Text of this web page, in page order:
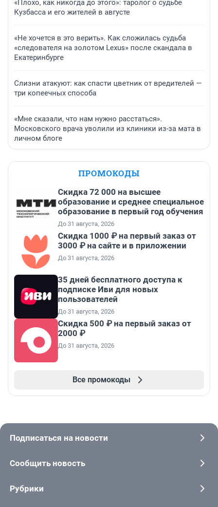
«Плохо, как никогда до этого»: таролог о судьбе
Кузбасса и его жителей в августе
«Не хочется в это верить». Как сложилась судьба
«следователя на золотом Lexus» после скандала в
Екатеринбурге
Слизни атакуют: как спасти цветник от вредителей —
три копеечных способа
«Мне сказали, что нам нужно расстаться».
Московского врача уволили из клиники из-за мата в
личном блоге
ПРОМОКОДЫ
Скидка 72 000 на высшее
образование и среднее специальное
образование в первый год обучения
До 31 августа, 2026
Скидка 1000 ₽ на первый заказ от
3000 ₽ на сайте и в приложении
До 31 августа, 2026
35 дней бесплатного доступа к
подписке Иви для новых
пользователей
До 31 августа, 2026
Скидка 500 ₽ на первый заказ от
2000 ₽
До 31 августа, 2026
Все промокоды
Подписаться на новости
Сообщить новость
Рубрики